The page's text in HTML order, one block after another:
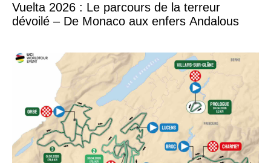
Vuelta 2026 : Le parcours de la terreur
dévoilé – De Monaco aux enfers Andalous